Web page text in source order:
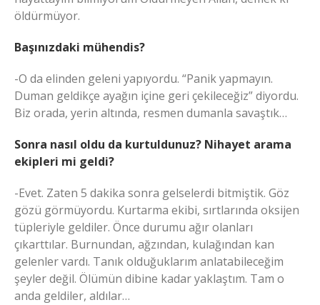
öldürmüyor.
Başınızdaki mühendis?
-O da elinden geleni yapıyordu. “Panik yapmayın.
Duman geldikçe ayağın içine geri çekileceğiz” diyordu.
Biz orada, yerin altında, resmen dumanla savaştık…
Sonra nasıl oldu da kurtuldunuz? Nihayet arama
ekipleri mi geldi?
-Evet. Zaten 5 dakika sonra gelselerdi bitmiştik. Göz
gözü görmüyordu. Kurtarma ekibi, sırtlarında oksijen
tüpleriyle geldiler. Önce durumu ağır olanları
çıkarttılar. Burnundan, ağzından, kulağından kan
gelenler vardı. Tanık olduğuklarım anlatabileceğim
şeyler değil. Ölümün dibine kadar yaklaştım. Tam o
anda geldiler, aldılar…